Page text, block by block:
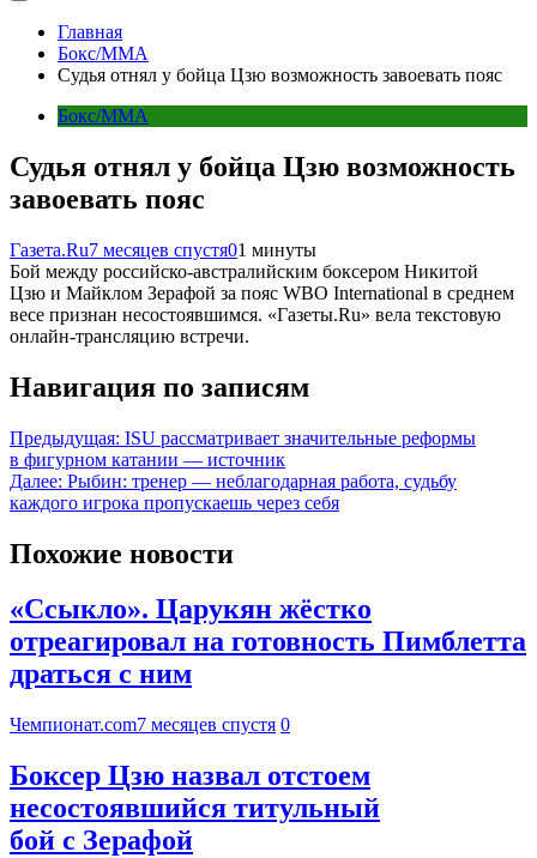
Главная
Бокс/MMA
Судья отнял у бойца Цзю возможность завоевать пояс
Бокс/MMA
Судья отнял у бойца Цзю возможность
завоевать пояс
Газета.Ru7 месяцев спустя01 минуты
Бой между российско-австралийским боксером Никитой
Цзю и Майклом Зерафой за пояс WBO International в среднем
весе признан несостоявшимся. «Газеты.Ru» вела текстовую
онлайн-трансляцию встречи.
Навигация по записям
Предыдущая: ISU рассматривает значительные реформы
в фигурном катании — источник
Далее: Рыбин: тренер — неблагодарная работа, судьбу
каждого игрока пропускаешь через себя
Похожие новости
«Ссыкло». Царукян жёстко
отреагировал на готовность Пимблетта
драться с ним
Чемпионат.com7 месяцев спустя 0
Боксер Цзю назвал отстоем
несостоявшийся титульный
бой с Зерафой